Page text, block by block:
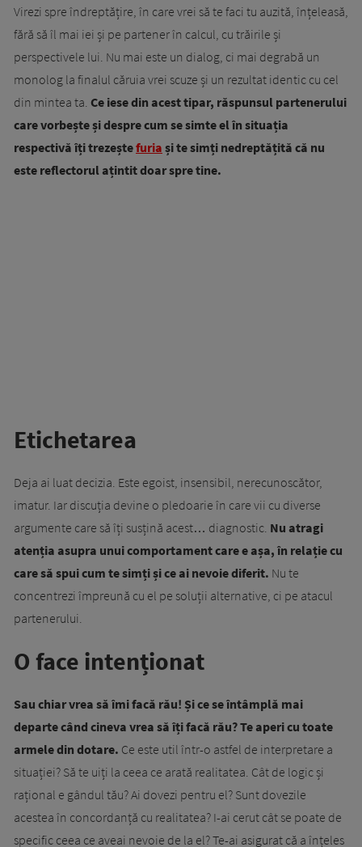
Virezi spre îndreptățire, în care vrei să te faci tu auzită, înțeleasă,
fără să îl mai iei și pe partener în calcul, cu trăirile și
perspectivele lui. Nu mai este un dialog, ci mai degrabă un
monolog la finalul căruia vrei scuze și un rezultat identic cu cel
din mintea ta. Ce iese din acest tipar, răspunsul partenerului
care vorbește și despre cum se simte el în situația
respectivă îți trezeștefuria și te simți nedreptățită că nu
este reflectorul ațintit doar spre tine.
Etichetarea
Deja ai luat decizia. Este egoist, insensibil, nerecunoscător,
imatur. Iar discuția devine o pledoarie în care vii cu diverse
argumente care să îți susțină acest… diagnostic. Nu atragi
atenția asupra unui comportament care e așa, în relație cu
care să spui cum te simți și ce ai nevoie diferit. Nu te
concentrezi împreună cu el pe soluții alternative, ci pe atacul
partenerului.
O face intenționat
Sau chiar vrea să îmi facă rău! Și ce se întâmplă mai
departe când cineva vrea să îți facă rău? Te aperi cu toate
armele din dotare. Ce este util într-o astfel de interpretare a
situației? Să te uiți la ceea ce arată realitatea. Cât de logic și
rațional e gândul tău? Ai dovezi pentru el? Sunt dovezile
acestea în concordanță cu realitatea? I-ai cerut cât se poate de
specific ceea ce aveai nevoie de la el? Te-ai asigurat că a înțeles